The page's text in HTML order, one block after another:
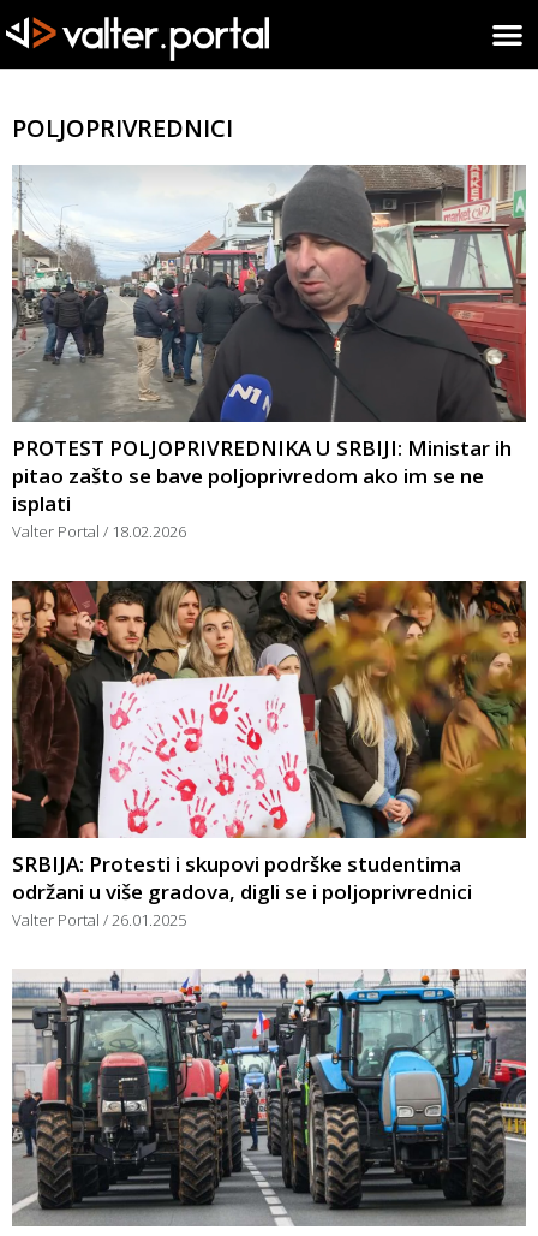
POLJOPRIVREDNICI
PROTEST POLJOPRIVREDNIKA U SRBIJI: Ministar ih
pitao zašto se bave poljoprivredom ako im se ne
isplati
Valter Portal 18.02.2026
SRBIJA: Protesti i skupovi podrške studentima
održani u više gradova, digli se i poljoprivrednici
Valter Portal 26.01.2025